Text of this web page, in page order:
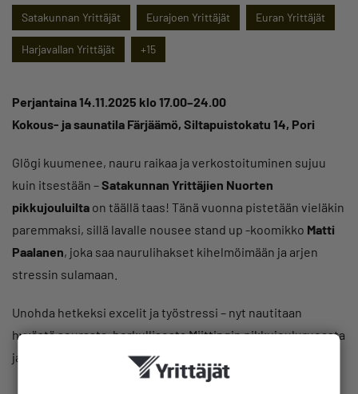
Satakunnan Yrittäjät Eurajoen Yrittäjät Euran Yrittäjät
Harjavallan Yrittäjät +15
Perjantaina 14.11.2025 klo 17.00–24.00
Kokous- ja saunatila Färjäämö, Siltapuistokatu 14, Pori
Glögi kuumenee, nauru raikaa ja verkostoituminen sujuu
kuin itsestään –Satakunnan Yrittäjien Nuorten
pikkujouluilta on täällä taas! Tänä vuonna pistetään vieläkin
paremmaksi, sillä lavalle nousee stand up -koomikko Matti
Paalanen, joka saa naurulihakset kihelmöimään ja arjen
stressin sulamaan.
Unohda hetkeksi excelit ja työstressi – nyt nautitaan
hyvästä seurasta, herkullisesta Miittingin pikkujouluruoasta
ja räväkästä huumorista.